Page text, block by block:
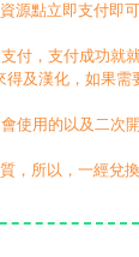
源點立即支付即
付，支付成功就
及漢化，如果需
使用的以及二次
，所以，一經兌